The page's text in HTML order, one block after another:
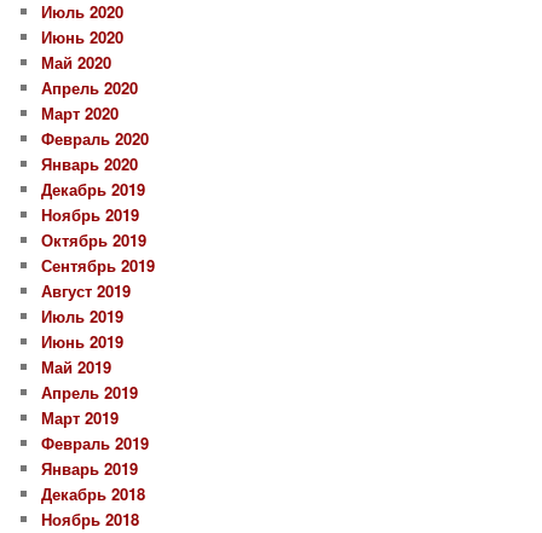
Июль 2020
Июнь 2020
Май 2020
Апрель 2020
Март 2020
Февраль 2020
Январь 2020
Декабрь 2019
Ноябрь 2019
Октябрь 2019
Сентябрь 2019
Август 2019
Июль 2019
Июнь 2019
Май 2019
Апрель 2019
Март 2019
Февраль 2019
Январь 2019
Декабрь 2018
Ноябрь 2018